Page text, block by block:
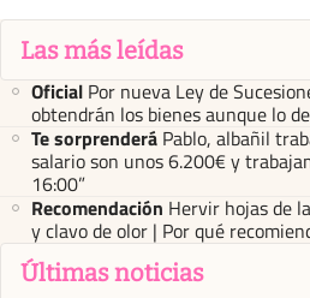
Las más leídas
Oficial Por nueva Ley de
obtendrán los bienes aunque lo
Te sorprenderá Pablo, albañil
salario son unos 6.200€ y
16:00”
Recomendación Hervir hojas de
y clavo de olor | Por qué
Últimas noticias